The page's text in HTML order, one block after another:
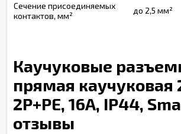
Сечение присоединяемых
контактов, мм²
до 2,5 мм²
Каучуковые
прямая каучуковая
2P+PE, 16A, IP44,
отзывы